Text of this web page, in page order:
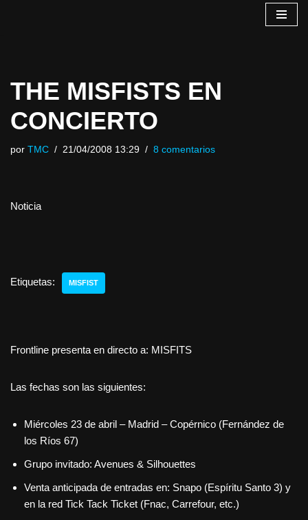
THE MISFISTS EN
CONCIERTO
por TMC 21/04/2008 13:29 8 comentarios
Noticia
Etiquetas: MISFIST
Frontline presenta en directo a: MISFITS
Las fechas son las siguientes:
Miércoles 23 de abril – Madrid – Copérnico (Fernández de
los Ríos 67)
Grupo invitado: Avenues & Silhouettes
Venta anticipada de entradas en: Snapo (Espíritu Santo 3) y
en la red Tick Tack Ticket (Fnac, Carrefour, etc.)